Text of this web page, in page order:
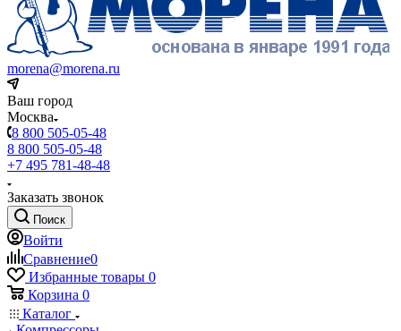
morena@morena.ru
Ваш город
Москва
8 800 505-05-48
8 800 505-05-48
+7 495 781-48-48
Заказать звонок
Поиск
Войти
Сравнение0
Избранные товары 0
Корзина 0
Каталог